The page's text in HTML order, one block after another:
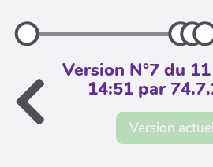
Version N°7 du
14:51 par
Version